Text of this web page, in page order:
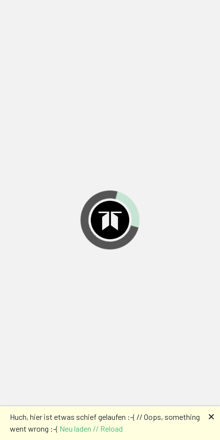
Huch, hier ist etwas schief gelaufen :-( // Oops, something
went wrong :-( Neu laden // Reload
🗙